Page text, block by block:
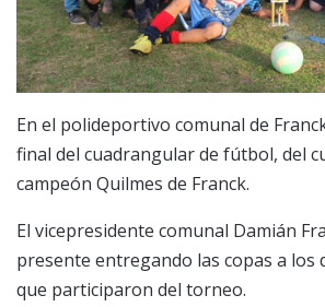
En el polideportivo comunal de
final del cuadrangular de fútbol, del
campeón Quilmes de Franck.
El vicepresidente comunal Damián
presente entregando las copas a los
que participaron del torneo.